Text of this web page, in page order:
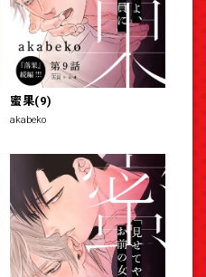
蜜果(9)
akabeko